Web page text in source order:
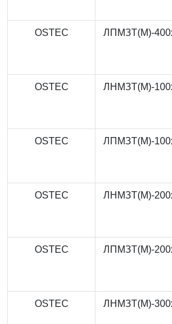
OSTEC ЛПМЗТ(М)-
OSTEC ЛНМЗТ(М)-
OSTEC ЛПМЗТ(М)-
OSTEC ЛНМЗТ(М)-
OSTEC ЛПМЗТ(М)-
OSTEC ЛНМЗТ(М)-